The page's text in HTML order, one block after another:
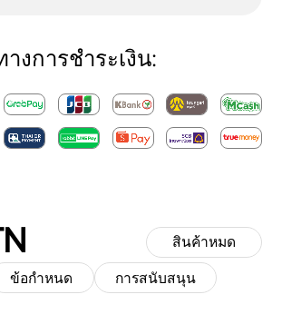
งการชำระเงิน:
ข้อกำหนด การสนับสนุน
สินค้าหมด